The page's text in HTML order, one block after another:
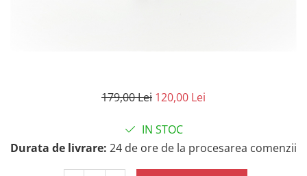
179,00 Lei 120,00 Lei
IN STOC
Durata de livrare: 24 de ore de la procesarea comenzii